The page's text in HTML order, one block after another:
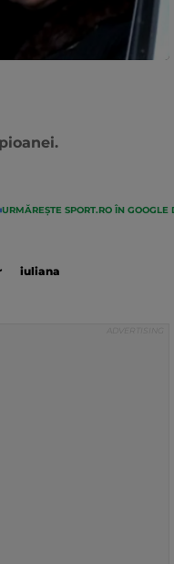
URMĂREȘTE SPORT.RO ÎN GOOGLE
iuliana